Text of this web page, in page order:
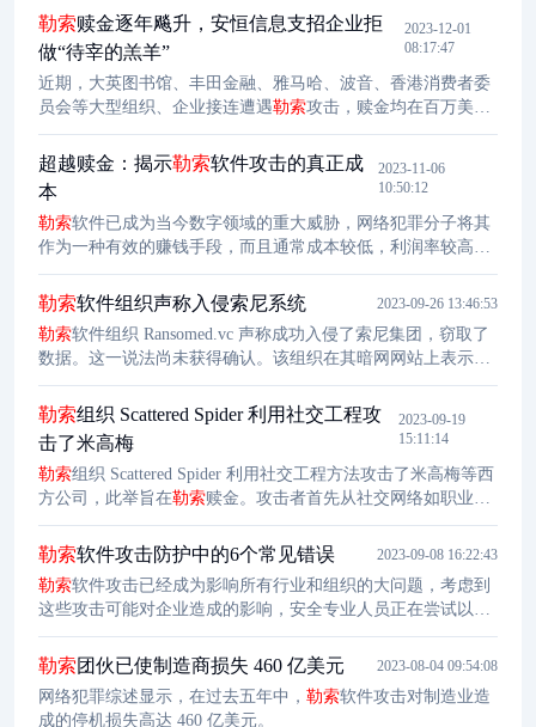
勒索赎金逐年飚升，安恒信息支招企业拒
做“待宰的羔羊”
2023-12-01
08:17:47
近期，大英图书馆、丰田金融、雅马哈、波音、香港消费者委
员会等大型组织、企业接连遭遇勒索攻击，赎金均在百万美元
以上。
超越赎金：揭示勒索软件攻击的真正成
本
2023-11-06
10:50:12
勒索软件已成为当今数字领域的重大威胁，网络犯罪分子将其
作为一种有效的赚钱手段，而且通常成本较低，利润率较高。
尽管犯罪者做出了承诺，受害者很少能完全恢复被盗的数据，
因此大多数时候支付赎金并不是一个可行的解决方案。勒索软
件攻击的威胁已成为许多组织日益关注的问题，它已演变为复
杂的策略，例如将加密与其他策略相结合，以增加受害者支付
赎金的压力。一些最著名的变体包括 Conti、Clop 和 LockBit。
勒索软件组织声称入侵索尼系统 2023-09-26 13:46:53
勒索软件组织 Ransomed.vc 声称成功入侵了索尼集团，窃取了
数据。这一说法尚未获得确认。该组织在其暗网网站上表示不
会向索尼索要赎金，因为索尼不想支付赎金，所以它改为出售
数据。Ransomed.vc 公布了部分数据作为证据，但看起来不是
特别有说服力，它公布了内部登陆页面截图、内部 PPT 演示文
件，多个 Java 文件等等。
勒索组织 Scattered Spider 利用社交工程攻
击了米高梅
2023-09-19
15:11:14
勒索组织 Scattered Spider 利用社交工程方法攻击了米高梅等西
方公司，此举旨在勒索赎金。攻击者首先从社交网络如职业社
交网站 LinkedIn 查找目标公司的员工，然后用英语冒充他们致
电技术支持部门（Help Desk），索要访问网络所需的密码或凭
证。该组织的黑客声称获取初始访问权限仅仅花了 10 分钟。
经营赌场和酒店的米高梅集团本周遭到网络攻击，导致服务大
规模瘫痪，到本周三仍然没有完
勒索软件攻击防护中的6个常见错误 2023-09-08 16:22:43
勒索软件攻击已经成为影响所有行业和组织的大问题，考虑到
这些攻击可能对企业造成的影响，安全专业人员正在尝试以各
种方式保护企业的网络、应用和数据。然而，但随着勒索攻击
威胁形势的不断变化，很多错误的做法可能会阻碍企业 勒索 防
护计划的有效执行，并使组织的数字化业务暴露在
威胁之下。
勒索团伙已使制造商损失 460 亿美元 2023-08-04 09:54:08
网络犯罪综述显示，在过去五年中， 勒索软件攻击对制造业造
成的停机损失高达 460 亿美元。